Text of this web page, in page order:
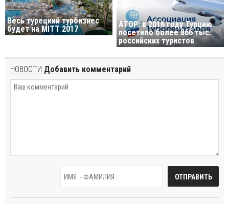
Весь турецкий турбизнес
будет на MITT 2017
АТОР: в 2016 году Турцию
посетило более 866 тыс.
российских туристов
НОВОСТИ Добавить комментарий